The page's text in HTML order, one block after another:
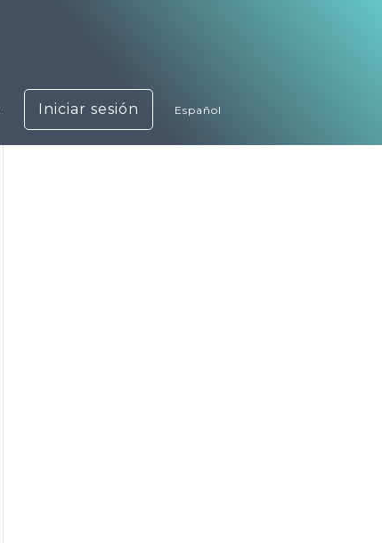
Iniciar sesión Español